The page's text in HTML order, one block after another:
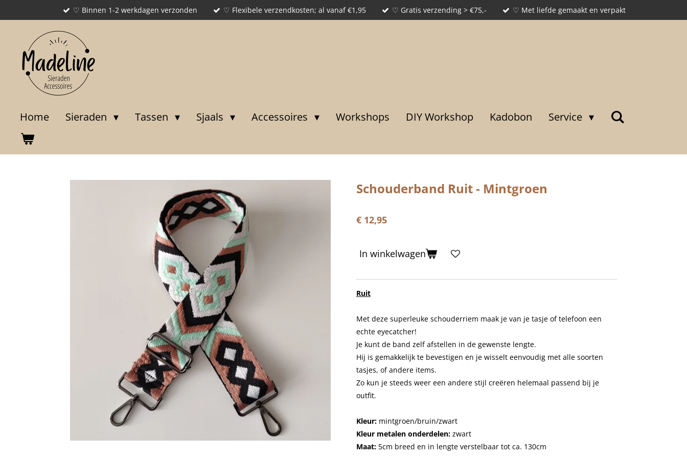
hoofdinhoud
♡ Binnen 1-2 werkdagen verzonden ♡ Flexibele verzendkosten; al vanaf €1,95 ♡ Gratis verzending > €75,- ♡ Met liefde gemaakt en verpakt
Home Sieraden Tassen Sjaals Accessoires Workshops DIY Workshop Kadobon Service
Schouderband Ruit - Mintgroen
€ 12,95
In winkelwagen
Ruit
Met deze superleuke schouderriem maak je van je tasje of telefoon een
echte eyecatcher!
Je kunt de band zelf afstellen in de gewenste lengte.
Hij is gemakkelijk te bevestigen en je wisselt eenvoudig met alle soorten
tasjes, of andere items.
Zo kun je steeds weer een andere stijl creëren helemaal passend bij je
outfit.
Kleur: mintgroen/bruin/zwart
Kleur metalen onderdelen: zwart
Maat: 5cm breed en in lengte verstelbaar tot ca. 130cm